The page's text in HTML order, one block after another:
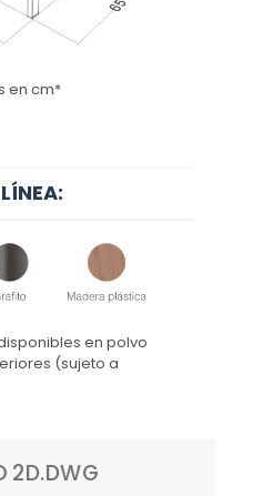
en cm*
en polvo
(sujeto a
2D.DWG